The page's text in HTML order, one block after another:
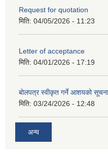
Request for quotation
मिति: 04/05/2026 - 11:23
Letter of acceptance
मिति: 04/01/2026 - 17:19
बोलपत्र स्वीकृत गर्ने आशयको सूचना
मिति: 03/24/2026 - 12:48
अन्य